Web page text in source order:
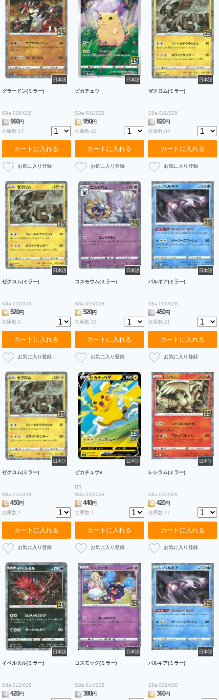
日本語
グラードン(ミラー)
S8a 006/028
A
960円
在庫数:17
カートに入れる
日本語
ピカチュウ
S8a 001/028
B
950円
在庫数:10
カートに入れる
日本語
ゼクロム(ミラー)
S8a 011/028
A 820円
在庫数:34
カートに入れる
日本語
ゼクロム(ミラー)
S8a 011/028
B
520円
在庫数:2
カートに入れる
日本語
コスモウム(ミラー)
S8a 015/028
B
520円
在庫数:12
カートに入れる
日本語
パルキア(ミラー)
S8a 009/028
A 450円
在庫数:21
カートに入れる
日本語
ゼクロム(ミラー)
S8a 011/028
C
450円
在庫数:1
カートに入れる
日本語
ピカチュウV
RR
S8a 020/028
C
440円
在庫数:1
カートに入れる
日本語
レシラム(ミラー)
S8a 010/028
B 420円
在庫数:17
カートに入れる
日本語
イベルタル(ミラー)
S8a 013/028
A
420円
日本語
コスモッグ(ミラー)
S8a 014/028
A
380円
日本語
パルキア(ミラー)
S8a 009/028
B 360円